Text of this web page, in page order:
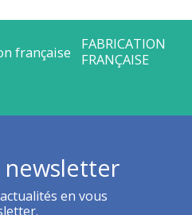
newsletter
en vous